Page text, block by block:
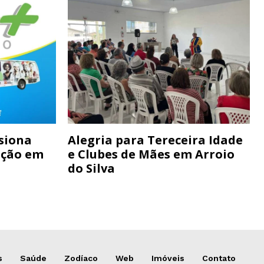
em
Alegria para Tereceira Idade
e Clubes de Mães em Arroio
do Silva
Saúde Zodíaco Web Imóveis Contato